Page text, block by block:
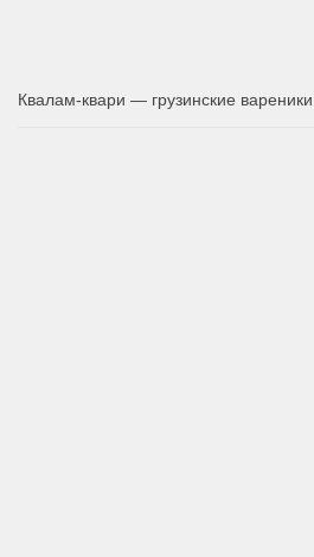
Квалам-квари — грузинские вареники